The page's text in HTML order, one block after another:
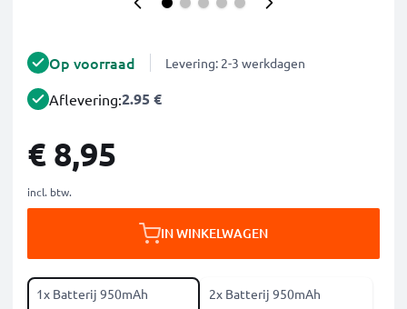
Op voorraad Levering: 2-3 werkdagen
Aflevering:2.95 €
€ 8,95
incl. btw.
IN WINKELWAGEN
1x Batterij 950mAh 2x Batterij 950mAh